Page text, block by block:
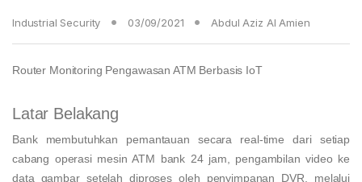
Industrial Security 03/09/2021 Abdul Aziz Al Amien
Router Monitoring Pengawasan ATM Berbasis IoT
Latar Belakang
Bank membutuhkan pemantauan secara real-time dari setiap
cabang operasi mesin ATM bank 24 jam, pengambilan video ke
data gambar setelah diproses oleh penyimpanan DVR, melalui